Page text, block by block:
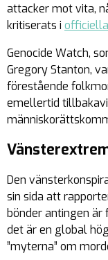
attacker mot vita,
kritiserats i
Genocide Watch,
Gregory Stanton,
förestående
emellertid
Den
sin sida att
bönder antingen är
det är en global
”myterna” om